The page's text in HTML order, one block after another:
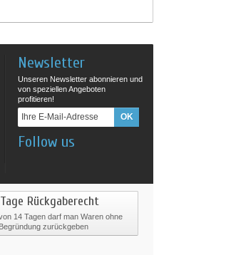
Newsletter
Unseren Newsletter abonnieren und
von speziellen Angeboten
profitieren!
Follow us
Rückgaberecht
14 Tagen darf man Waren ohne
Begründung zurückgeben